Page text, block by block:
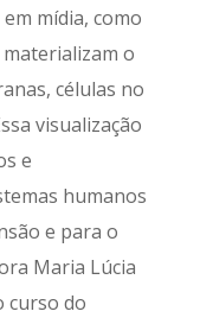
mídia, como
o
células no
visualização
e
humanos
e para o
Maria Lúcia
curso do